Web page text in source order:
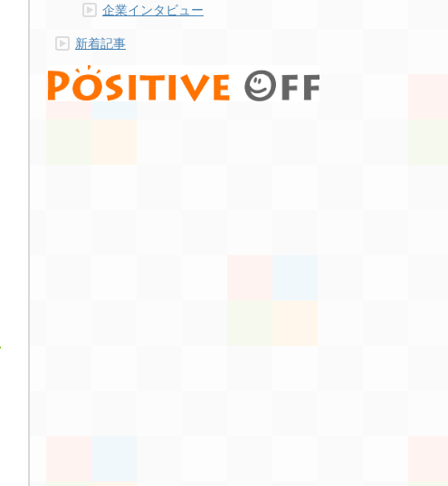
企業インタビュー
新着記事